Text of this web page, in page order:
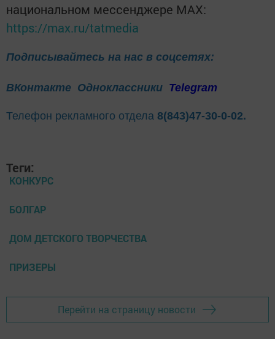
национальном мессенджере MАХ:
https://max.ru/tatmedia
Подписывайтесь на нас в соцсетях:
ВКонтакте Одноклассники Telegram
Телефон рекламного отдела 8(843)47-30-0-02.
Теги:
КОНКУРС
БОЛГАР
ДОМ ДЕТСКОГО ТВОРЧЕСТВА
ПРИЗЕРЫ
Перейти на страницу новости